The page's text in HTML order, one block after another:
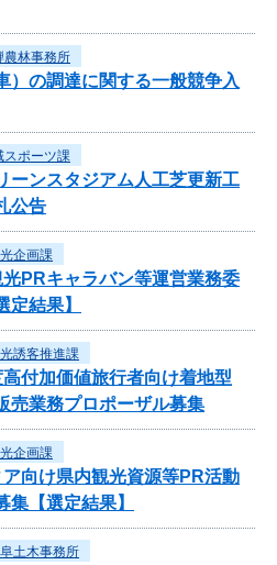
農林事務所
）の調達に関する一般競争入
スポーツ課
ーンスタジアム人工芝更新工
公告
企画課
PRキャラバン等運営業務委
結果】
誘客推進課
高付加価値旅行者向け着地型
売業務プロポーザル募集
企画課
向け県内観光資源等PR活動
【選定結果】
土木事務所